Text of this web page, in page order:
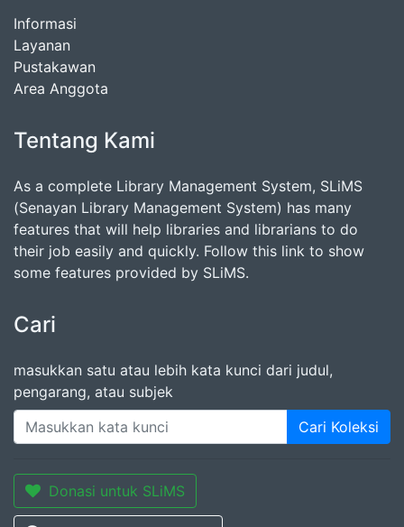
Informasi
Layanan
Pustakawan
Area Anggota
Tentang Kami
As a complete Library Management System, SLiMS
(Senayan Library Management System) has many
features that will help libraries and librarians to do
their job easily and quickly. Follow this link to show
some features provided by SLiMS.
Cari
masukkan satu atau lebih kata kunci dari judul,
pengarang, atau subjek
Cari Koleksi
Donasi untuk SLiMS